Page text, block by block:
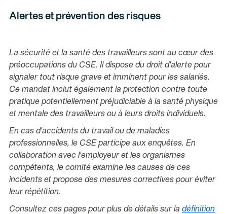
Alertes et prévention des risques
La sécurité et la santé des travailleurs sont au cœur des
préoccupations du CSE. Il dispose du droit d'alerte pour
signaler tout risque grave et imminent pour les salariés.
Ce mandat inclut également la protection contre toute
pratique potentiellement préjudiciable à la santé physique
et mentale des travailleurs ou à leurs droits individuels.
En cas d'accidents du travail ou de maladies
professionnelles, le CSE participe aux enquêtes. En
collaboration avec l'employeur et les organismes
compétents, le comité examine les causes de ces
incidents et propose des mesures correctives pour éviter
leur répétition.
Consultez ces pages pour plus de détails sur la définition